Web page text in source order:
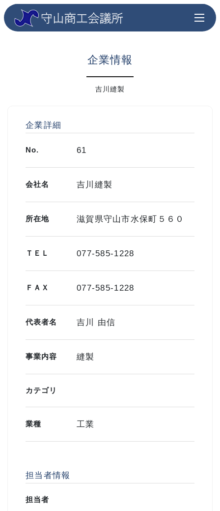
企業情報
吉川縫製
企業詳細
No. 61
会社名 吉川縫製
所在地 滋賀県守山市水保町５６０
ＴＥＬ 077-585-1228
ＦＡＸ 077-585-1228
代表者名 吉川 由信
事業内容 縫製
カテゴリ
業種 工業
担当者情報
担当者